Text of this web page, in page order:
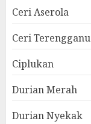
Ceri Aserola
Ceri Terengganu
Ciplukan
Durian Merah
Durian Nyekak